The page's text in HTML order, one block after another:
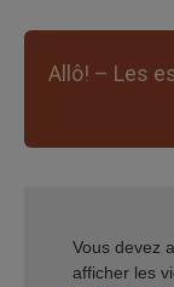
Allô! – Les
Vous devez
afficher les